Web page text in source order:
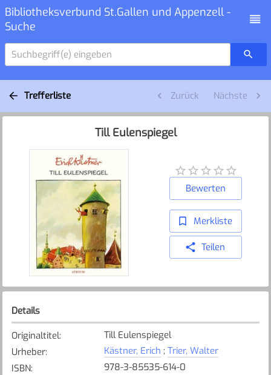
Bibliotheksverbund St.Gallen und Appenzell -
Suche
Suchbegriff(e) eingeben
Trefferliste Zurück Nächste
Till Eulenspiegel
Bewerten
Merkliste
Teilen
Details
Originaltitel:
Till Eulenspiegel
Urheber: Kästner, Erich ; Trier, Walter
ISBN:
978-3-85535-614-0